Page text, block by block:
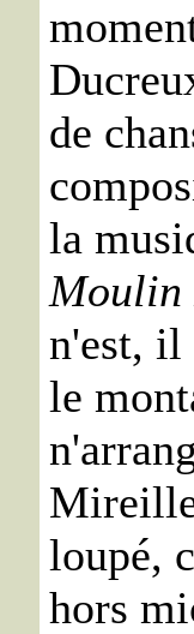
de
la
Moulin
n'est, il
le
loupé,
hors